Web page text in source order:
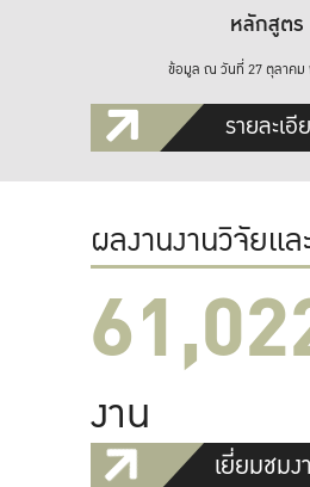
หลักสูตร
ข้อมูล ณ วันที่ 27 ตุลาคม
รายละเ
ผลงานงานวิจัยแ
งาน
เยี่ยมชม